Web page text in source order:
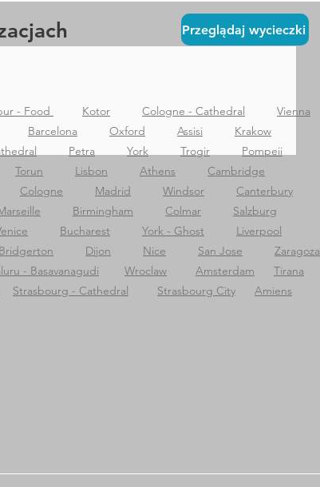
Przeglądaj wycieczki
- Food Kotor Cologne - Cathedral
Vienna
Barcelona Oxford Assisi
Krakow
Petra York Trogir
Pompeii
Torun Lisbon Athens
Cambridge
Cologne Madrid Windsor
Canterbury
Birmingham Colmar
Salzburg
Bucharest York - Ghost
Liverpool
Dijon Nice San Jose
Zaragoza
- Basavanagudi Wroclaw Amsterdam
Tirana
Strasbourg - Cathedral Strasbourg City
Amiens